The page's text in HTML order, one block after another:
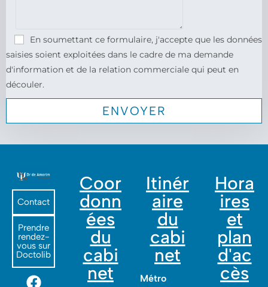
En soumettant ce formulaire, j'accepte que les données
saisies soient exploitées dans le cadre de ma demande
d'information et de la relation commerciale qui peut en
découler.
Contact
Prendre
rendez-
vous sur
Doctolib
Coor
donn
ées
du
cabi
net
Itinér
aire
du
cabi
net
Métro
Hora
ires
et
plan
d'ac
cès